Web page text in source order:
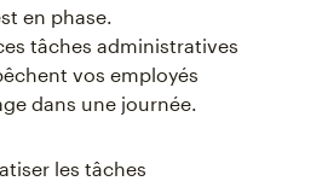
en phase.
tâches administratives
vos employés
dans une journée.
les tâches